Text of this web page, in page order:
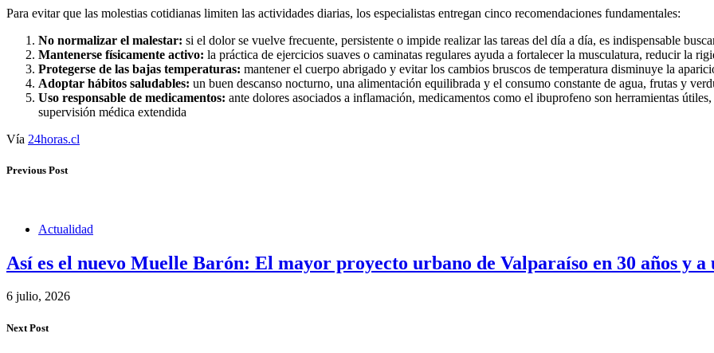
Para evitar que las molestias cotidianas limiten las actividades diarias, los especialistas entregan cinco recomendaciones fundamentales:
No normalizar el malestar: si el dolor se vuelve frecuente, persistente o impide realizar las tareas del día a día, es indispensable
Mantenerse físicamente activo: la práctica de ejercicios suaves o caminatas regulares ayuda a fortalecer la musculatura, reducir la
Protegerse de las bajas temperaturas: mantener el cuerpo abrigado y evitar los cambios bruscos de temperatura disminuye la
Adoptar hábitos saludables: un buen descanso nocturno, una alimentación equilibrada y el consumo constante de agua, frutas y
Uso responsable de medicamentos: ante dolores asociados a inflamación, medicamentos como el ibuprofeno son herramientas
supervisión médica extendida
Vía 24horas.cl
Previous Post
Actualidad
Así es el nuevo Muelle Barón: El mayor proyecto urbano de Valparaíso en 30 años y a
6 julio, 2026
Next Post